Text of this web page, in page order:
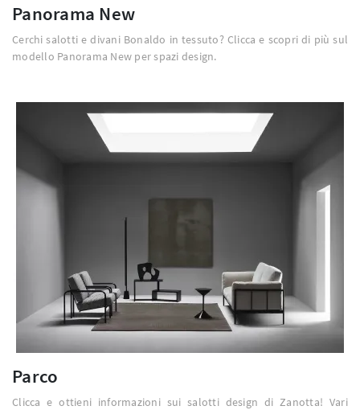
Panorama New
Cerchi salotti e divani Bonaldo in tessuto? Clicca e scopri di più sul
modello Panorama New per spazi design.
Parco
Clicca e ottieni informazioni sui salotti design di Zanotta! Vari